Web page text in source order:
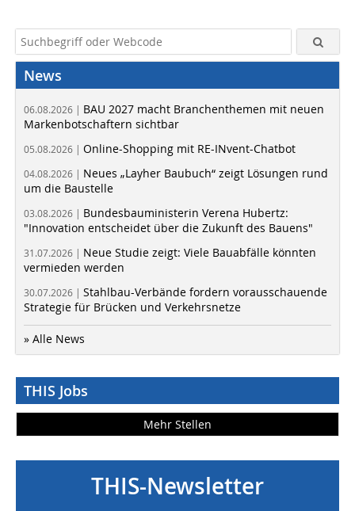
News
06.08.2026 | BAU 2027 macht Branchenthemen mit neuen
Markenbotschaftern sichtbar
05.08.2026 | Online-Shopping mit RE-INvent-Chatbot
04.08.2026 | Neues „Layher Baubuch“ zeigt Lösungen rund
um die Baustelle
03.08.2026 | Bundesbauministerin Verena Hubertz:
"Innovation entscheidet über die Zukunft des Bauens"
31.07.2026 | Neue Studie zeigt: Viele Bauabfälle könnten
vermieden werden
30.07.2026 | Stahlbau-Verbände fordern vorausschauende
Strategie für Brücken und Verkehrsnetze
» Alle News
THIS Jobs
Mehr Stellen
THIS-Newsletter